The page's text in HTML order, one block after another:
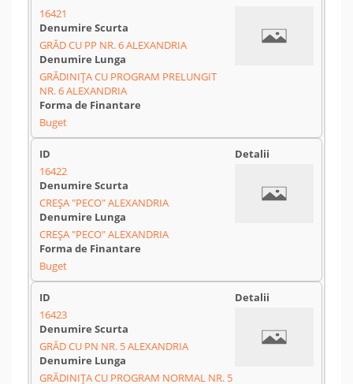
16421
GRĂD CU PP NR. 6 ALEXANDRIA
GRĂDINIȚA CU PROGRAM PRELUNGIT
NR. 6 ALEXANDRIA
Buget
16422
CREȘA "PECO" ALEXANDRIA
CREȘA "PECO" ALEXANDRIA
Buget
16423
GRĂD CU PN NR. 5 ALEXANDRIA
GRĂDINIȚA CU PROGRAM NORMAL NR. 5